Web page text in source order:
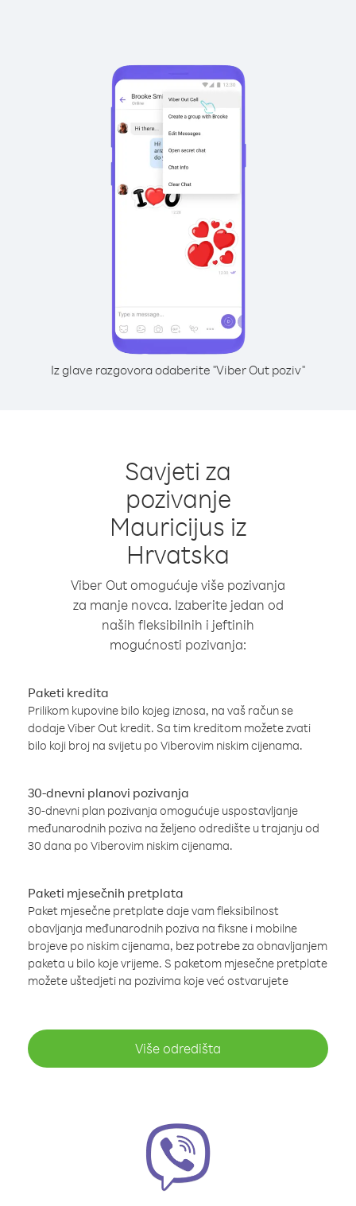
Iz glave razgovora odaberite "Viber Out poziv"
Savjeti za
pozivanje
Mauricijus iz
Hrvatska
Viber Out omogućuje više pozivanja
za manje novca. Izaberite jedan od
naših fleksibilnih i jeftinih
mogućnosti pozivanja:
Paketi kredita
Prilikom kupovine bilo kojeg iznosa, na vaš račun se
dodaje Viber Out kredit. Sa tim kreditom možete zvati
bilo koji broj na svijetu po Viberovim niskim cijenama.
30-dnevni planovi pozivanja
30-dnevni plan pozivanja omogućuje uspostavljanje
međunarodnih poziva na željeno odredište u trajanju od
30 dana po Viberovim niskim cijenama.
Paketi mjesečnih pretplata
Paket mjesečne pretplate daje vam fleksibilnost
obavljanja međunarodnih poziva na fiksne i mobilne
brojeve po niskim cijenama, bez potrebe za obnavljanjem
paketa u bilo koje vrijeme. S paketom mjesečne pretplate
možete uštedjeti na pozivima koje već ostvarujete
Više odredišta